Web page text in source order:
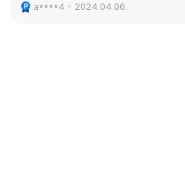
a****4 2024.04.06.